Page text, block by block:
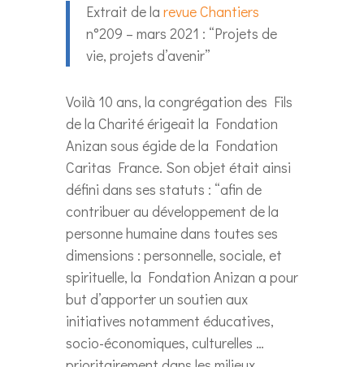
Extrait de la revue Chantiers
n°209 – mars 2021 : “Projets de
vie, projets d’avenir”
Voilà 10 ans, la congrégation des Fils
de la Charité érigeait la Fondation
Anizan sous égide de la Fondation
Caritas France. Son objet était ainsi
défini dans ses statuts : “afin de
contribuer au développement de la
personne humaine dans toutes ses
dimensions : personnelle, sociale, et
spirituelle, la Fondation Anizan a pour
but d’apporter un soutien aux
initiatives notamment éducatives,
socio-économiques, culturelles …